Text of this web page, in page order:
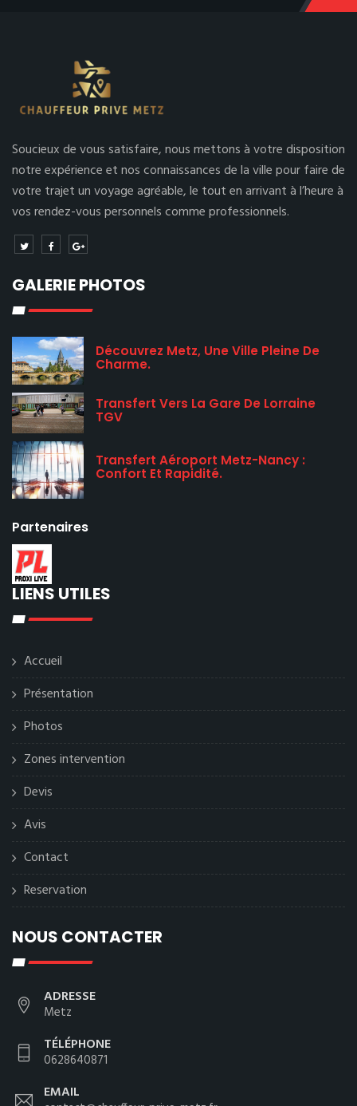
Soucieux de vous satisfaire, nous mettons à votre disposition
notre expérience et nos connaissances de la ville pour faire de
votre trajet un voyage agréable, le tout en arrivant à l’heure à
vos rendez-vous personnels comme professionnels.
GALERIE PHOTOS
Découvrez Metz, Une Ville Pleine De
Charme.
Transfert Vers La Gare De Lorraine
TGV
Transfert Aéroport Metz-Nancy :
Confort Et Rapidité.
Partenaires
LIENS UTILES
Accueil
Présentation
Photos
Zones intervention
Devis
Avis
Contact
Reservation
NOUS CONTACTER
ADRESSE
Metz
TÉLÉPHONE
0628640871
EMAIL